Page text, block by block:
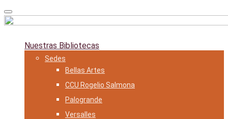
Skip
to
content
Nuestras Bibliotecas
Sedes
Bellas Artes
CCU Rogelio Salmona
Palogrande
Versalles